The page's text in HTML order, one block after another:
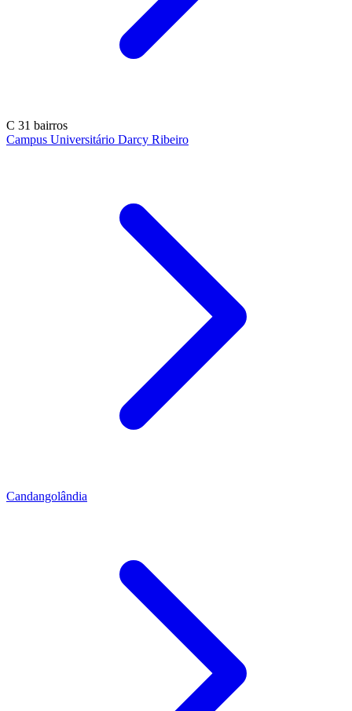
C 31 bairros
Campus Universitário Darcy Ribeiro
Candangolândia